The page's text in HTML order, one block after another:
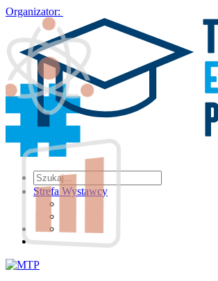
Organizator:
Strefa Wystawcy